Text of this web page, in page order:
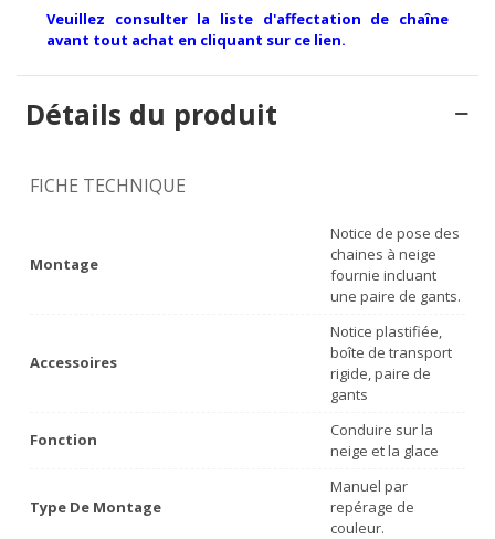
Veuillez consulter la liste d'affectation de chaîne
avant tout achat en cliquant sur ce lien.
Détails du produit
FICHE TECHNIQUE
Montage
Notice de pose des
chaines à neige
fournie incluant
une paire de gants.
Accessoires
Notice plastifiée,
boîte de transport
rigide, paire de
gants
Fonction
Conduire sur la
neige et la glace
Type De Montage
Manuel par
repérage de
couleur.